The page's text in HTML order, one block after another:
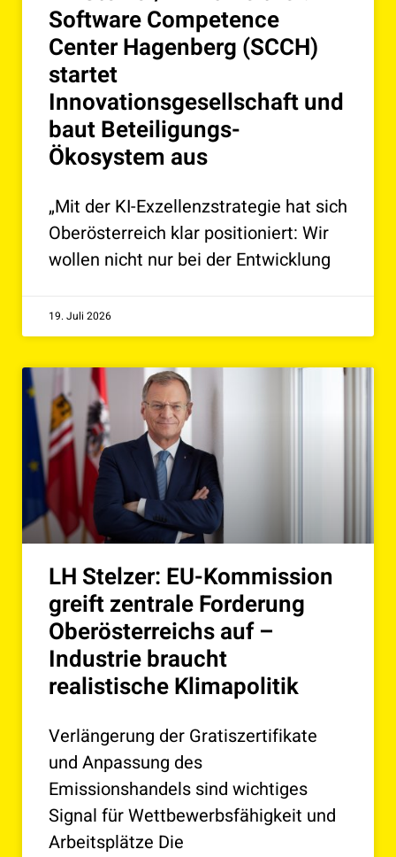
Software Competence
Center Hagenberg (SCCH)
startet
Innovationsgesellschaft und
baut Beteiligungs-
Ökosystem aus
„Mit der KI-Exzellenzstrategie hat sich
Oberösterreich klar positioniert: Wir
wollen nicht nur bei der Entwicklung
19. Juli 2026
LH Stelzer: EU-Kommission
greift zentrale Forderung
Oberösterreichs auf –
Industrie braucht
realistische Klimapolitik
Verlängerung der Gratiszertifikate
und Anpassung des
Emissionshandels sind wichtiges
Signal für Wettbewerbsfähigkeit und
Arbeitsplätze Die